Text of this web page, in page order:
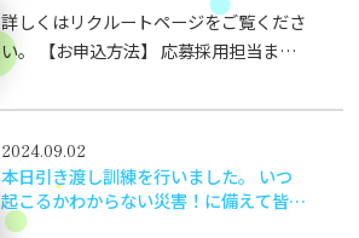
詳しくはリクルートページをご覧くださ
い。 【お申込方法】 応募採用担当まで
お電話にてご連絡ください。 TEL：
077-581-8787
2024.09.02
本日引き渡し訓練を行いました。 いつ
起こるかわからない災害！に備えて皆様
のご協力のもと無事終えることができま